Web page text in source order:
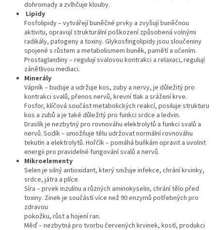
dohromady a zvlhčuje klouby.
Lipidy
Fosfolipidy – vytvářejí buněčné prvky a zvyšují buněčnou
aktivitu, opravují strukturální poškození způsobená volnými
radikály, patogeny a toxiny. Glykosfingolipidy jsou sloučeniny
spojené s růstem a metabolismem buněk, pamětí a učením.
Prostaglandiny – regulují svalovou kontrakci a relaxaci, regulují
zánětlivou mediaci.
Minerály
Vápník – buduje a udržuje kos, zuby a nervy, je důležitý pro
kontrakci svalů, přenos nervů, krevní tlak a srážení krve.
Fosfor, klíčová součást metabolických reakcí, posiluje strukturu
kos a zubů a je také důležitý pro funkci srdce a ledvin.
Draslík je nezbytný pro rovnováhu elektrolytů a funkci svalů a
nervů. Sodík – umožňuje tělu udržovat normální rovnováhu
tekutin a elektrolytů. Hořčík – pomáhá buňkám opravit a uvolnit
energii pro pravidelné fungování svalů a nervů.
Mikroelementy
Selen je silný antioxidant, který snižuje infekce, chrání krvinky,
srdce, játra a plíce.
Síra – prvek inzulínu a různých aminokyselin, chrání tělo před
toxiny. Zinek je součástí více než 90 enzymů potřebných pro
zdravou
pokožku, růst a hojení ran.
Měď – nezbytná pro tvorbu červených krvinek, kostí, produkci